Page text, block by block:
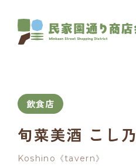
飲食店
旬菜美酒 こし乃
Koshino《tavern》